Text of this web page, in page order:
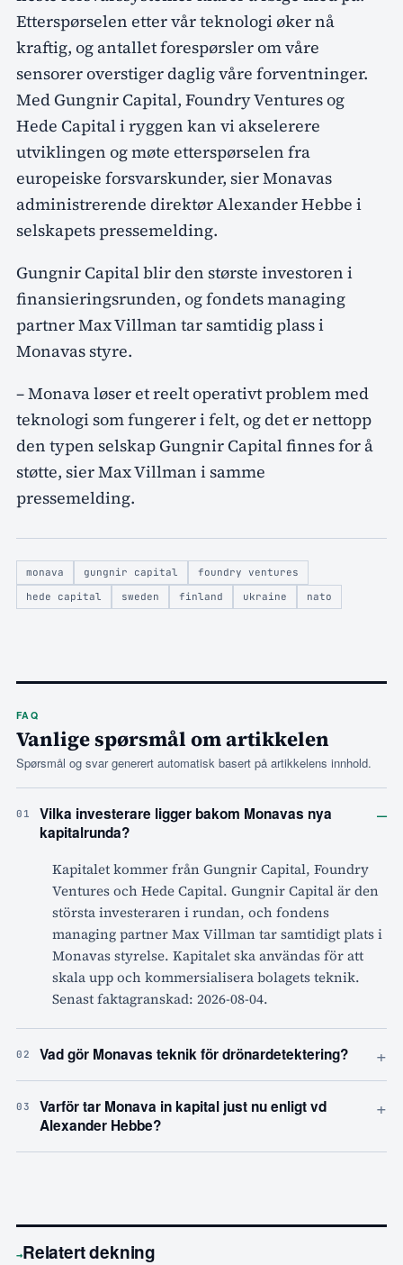
Etterspørselen etter vår teknologi øker nå
kraftig, og antallet forespørsler om våre
sensorer overstiger daglig våre forventninger.
Med Gungnir Capital, Foundry Ventures og
Hede Capital i ryggen kan vi akselerere
utviklingen og møte etterspørselen fra
europeiske forsvarskunder, sier Monavas
administrerende direktør Alexander Hebbe i
selskapets pressemelding.
Gungnir Capital blir den største investoren i
finansieringsrunden, og fondets managing
partner Max Villman tar samtidig plass i
Monavas styre.
– Monava løser et reelt operativt problem med
teknologi som fungerer i felt, og det er nettopp
den typen selskap Gungnir Capital finnes for å
støtte, sier Max Villman i samme
pressemelding.
monava gungnir capital
foundry ventures
hede capital
sweden finland ukraine nato
FAQ
Vanlige spørsmål om artikkelen
Spørsmål og svar generert automatisk basert på artikkelens innhold.
01
Vilka investerare ligger bakom Monavas nya
kapitalrunda?
–
Kapitalet kommer från Gungnir Capital, Foundry
Ventures och Hede Capital. Gungnir Capital är den
största investeraren i rundan, och fondens
managing partner Max Villman tar samtidigt plats i
Monavas styrelse. Kapitalet ska användas för att
skala upp och kommersialisera bolagets teknik.
Senast faktagranskad: 2026-08-04.
02 Vad gör Monavas teknik för drönardetektering? +
03
Varför tar Monava in kapital just nu enligt vd
Alexander Hebbe?
+
→Relatert dekning